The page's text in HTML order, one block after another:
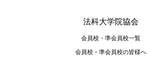
法科大学院協会
会員校・準会員校一覧
会員校・準会員校の皆様へ